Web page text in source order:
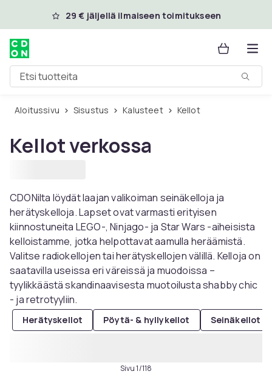
Ohita ja siirry pääsisältöön
29 € jäljellä ilmaiseen toimitukseen
Etsi tuotteita
Aloitussivu Sisustus Kalusteet Kellot
Kellot verkossa
CDONilta löydät laajan valikoiman seinäkelloja ja
herätyskelloja. Lapset ovat varmasti erityisen
kiinnostuneita LEGO-, Ninjago- ja Star Wars -aiheisista
kelloistamme, jotka helpottavat aamulla heräämistä.
Valitse radiokellojen tai herätyskellojen välillä. Kelloja on
saatavilla useissa eri väreissä ja muodoissa –
tyylikkäästä skandinaavisesta muotoilusta shabby chic
- ja retrotyyliin.
Herätyskellot Pöytä- & hyllykellot Seinäkellot
Sivu 1/118